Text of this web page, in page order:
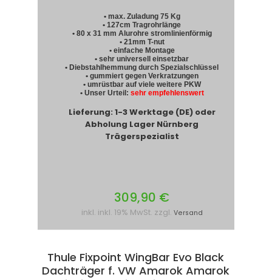
• max. Zuladung 75 Kg
• 127cm Tragrohrlänge
• 80 x 31 mm Alurohre stromlinienförmig
• 21mm T-nut
• einfache Montage
• sehr universell einsetzbar
• Diebstahlhemmung durch Spezialschlüssel
• gummiert gegen Verkratzungen
• umrüstbar auf viele weitere PKW
• Unser Urteil: sehr empfehlenswert
Lieferung: 1-3 Werktage (DE) oder
Abholung Lager Nürnberg
Trägerspezialist
309,90 €
inkl. inkl. 19% MwSt. zzgl. Versand
Thule Fixpoint WingBar Evo Black
Dachträger f. VW Amarok Amarok